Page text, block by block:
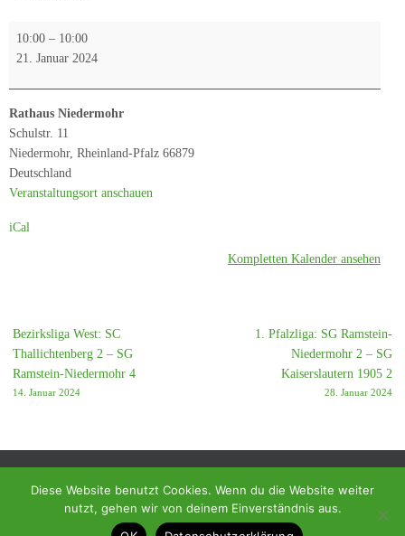
Kreisklasse
B:
Ramstein-
Niedermohr
7
-
SC
Weilerbach
10:00 – 10:00
21. Januar 2024
Rathaus Niedermohr
Schulstr. 11
Niedermohr, Rheinland-Pfalz 66879
Deutschland
Veranstaltungsort anschauen
iCal
Kompletten Kalender ansehen
Bezirksliga West: SC
Thallichtenberg 2 – SG
Ramstein-Niedermohr 4
14. Januar 2024
1. Pfalzliga: SG Ramstein-
Niedermohr 2 – SG
Kaiserslautern 1905 2
28. Januar 2024
© 2018 - Homepage des SC Ramstein-Miesenbach
Diese Website benutzt Cookies. Wenn du die Website weiter
nutzt, gehen wir von deinem Einverständnis aus.